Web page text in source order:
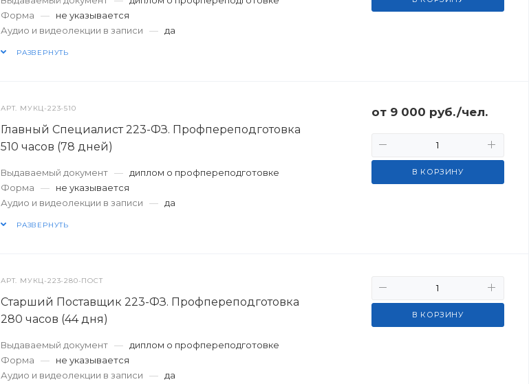
Форма
—
не указывается
Аудио и видеолекции в записи
— да
РАЗВЕРНУТЬ
АРТ. МУКЦ-223-510
Главный Специалист 223-ФЗ. Профпереподготовка
510 часов (78 дней)
Выдаваемый документ —
диплом о профпереподготовке
Форма
—
не указывается
Аудио и видеолекции в записи
— да
РАЗВЕРНУТЬ
от 9 000 руб./чел.
В КОРЗИНУ
АРТ. МУКЦ-223-280-ПОСТ
Старший Поставщик 223-ФЗ. Профпереподготовка
280 часов (44 дня)
Выдаваемый документ —
диплом о профпереподготовке
Форма
—
не указывается
Аудио и видеолекции в записи
— да
В КОРЗИНУ